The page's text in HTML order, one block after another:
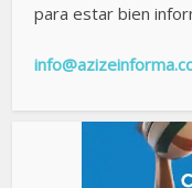
para estar bien